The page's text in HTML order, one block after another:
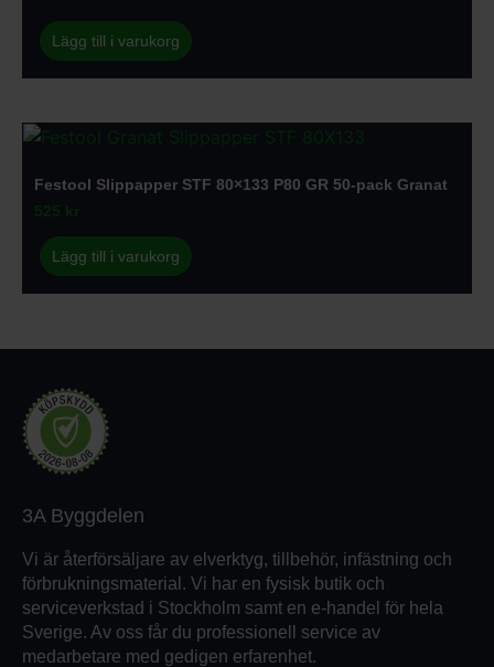
Lägg till i varukorg
Festool Slippapper STF 80×133 P80 GR 50-pack Granat
525 kr
Lägg till i varukorg
3A Byggdelen
Vi är återförsäljare av elverktyg, tillbehör, infästning och
förbrukningsmaterial. Vi har en fysisk butik och
serviceverkstad i Stockholm samt en e-handel för hela
Sverige. Av oss får du professionell service av
medarbetare med gedigen erfarenhet.